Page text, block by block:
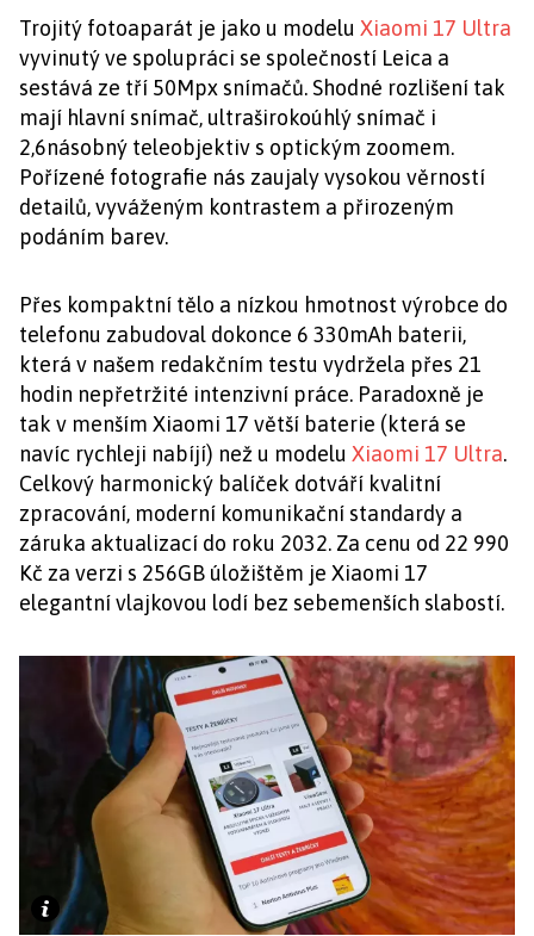
Trojitý fotoaparát je jako u modelu Xiaomi 17 Ultra
vyvinutý ve spolupráci se společností Leica a
sestává ze tří 50Mpx snímačů. Shodné rozlišení tak
mají hlavní snímač, ultraširokoúhlý snímač i
2,6násobný teleobjektiv s optickým zoomem.
Pořízené fotografie nás zaujaly vysokou věrností
detailů, vyváženým kontrastem a přirozeným
podáním barev.
Přes kompaktní tělo a nízkou hmotnost výrobce do
telefonu zabudoval dokonce 6 330mAh baterii,
která v našem redakčním testu vydržela přes 21
hodin nepřetržité intenzivní práce. Paradoxně je
tak v menším Xiaomi 17 větší baterie (která se
navíc rychleji nabíjí) než u modelu Xiaomi 17 Ultra.
Celkový harmonický balíček dotváří kvalitní
zpracování, moderní komunikační standardy a
záruka aktualizací do roku 2032. Za cenu od 22 990
Kč za verzi s 256GB úložištěm je Xiaomi 17
elegantní vlajkovou lodí bez sebemenších slabostí.